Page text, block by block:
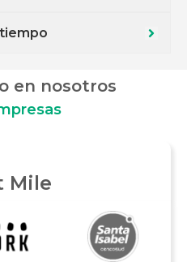
en nosotros
Mile